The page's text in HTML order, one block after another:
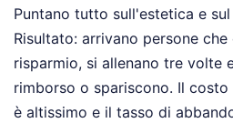
Puntano tutto sull'estetica e
Risultato: arrivano persone
risparmio, si allenano tre volte
rimborso o spariscono. Il
è altissimo e il tasso di